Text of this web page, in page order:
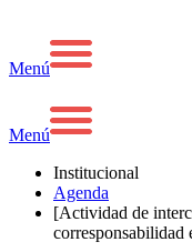
Menú
Menú
Institucional
Agenda
[Actividad de
corresponsabilidad